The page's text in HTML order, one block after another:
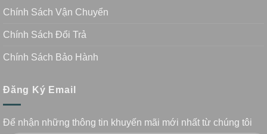
Chính Sách Vận Chuyển
Chính Sách Đổi Trả
Chính Sách Bảo Hành
Đăng Ký Email
Để nhận những thông tin khuyến mãi mới nhất từ chúng tôi